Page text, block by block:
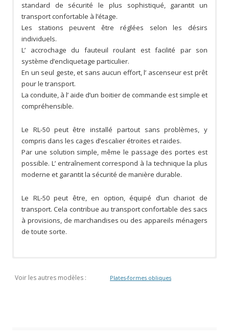
standard de sécurité le plus sophistiqué, garantit un
transport confortable à l’étage.
Les stations peuvent être réglées selon les désirs
individuels.
L’ accrochage du fauteuil roulant est facilité par son
système d’encliquetage particulier.
En un seul geste, et sans aucun effort, l’ ascenseur est prêt
pour le transport.
La conduite, à l’ aide d’un boitier de commande est simple et
compréhensible.
Le RL-50 peut être installé partout sans problèmes, y
compris dans les cages d’escalier étroites et raides.
Par une solution simple, même le passage des portes est
possible. L’ entraînement correspond à la technique la plus
moderne et garantit la sécurité de manière durable.
Le RL-50 peut être, en option, équipé d’un chariot de
transport. Cela contribue au transport confortable des sacs
à provisions, de marchandises ou des appareils ménagers
de toute sorte.
Voir les autres modèles : Plates-formes obliques